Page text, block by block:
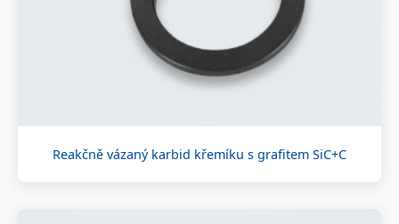
Reakčně vázaný karbid křemíku s grafitem SiC+C